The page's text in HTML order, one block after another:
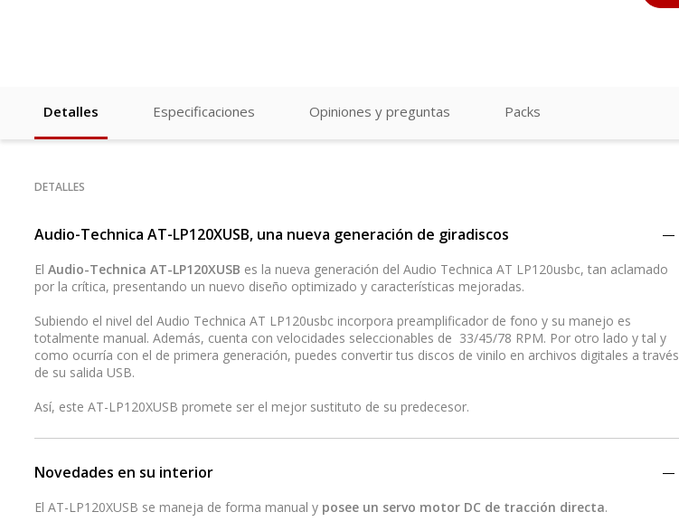
Detalles Especificaciones Opiniones y preguntas Packs
DETALLES
Audio-Technica AT-LP120XUSB, una nueva generación de giradiscos
El Audio-Technica AT-LP120XUSB es la nueva generación del Audio Technica AT LP120usbc, tan aclamado
por la crítica, presentando un nuevo diseño optimizado y características mejoradas.
Subiendo el nivel del Audio Technica AT LP120usbc incorpora preamplificador de fono y su manejo es
totalmente manual. Además, cuenta con velocidades seleccionables de 33/45/78 RPM. Por otro lado y tal y
como ocurría con el de primera generación, puedes convertir tus discos de vinilo en archivos digitales a través
de su salida USB.
Así, este AT-LP120XUSB promete ser el mejor sustituto de su predecesor.
Novedades en su interior
El AT-LP120XUSB se maneja de forma manual y posee un servo motor DC de tracción directa.